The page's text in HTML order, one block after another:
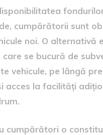
cumpărătorii sunt
noi. O
care se bucură de
vehicule, pe lângă
acces la facilități
cumpărători o